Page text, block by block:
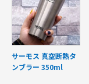
サーモス 真空断熱タ
ンブラー 350ml